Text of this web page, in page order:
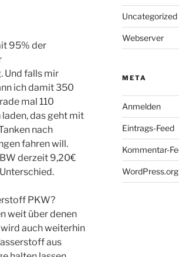
95% der
Und falls mir
ich damit 350
mal 110
das geht mit
nach
fahren will.
derzeit 9,20€
PKW?
weit über denen
auch weiterhin
aus
Uncategorized
Webserver
META
Anmelden
Eintrags-Feed
Kommentar-
WordPress.org